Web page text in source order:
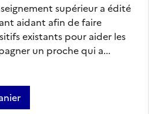
supérieur a édité
aidant afin de faire
existants pour aider les
un proche qui a...